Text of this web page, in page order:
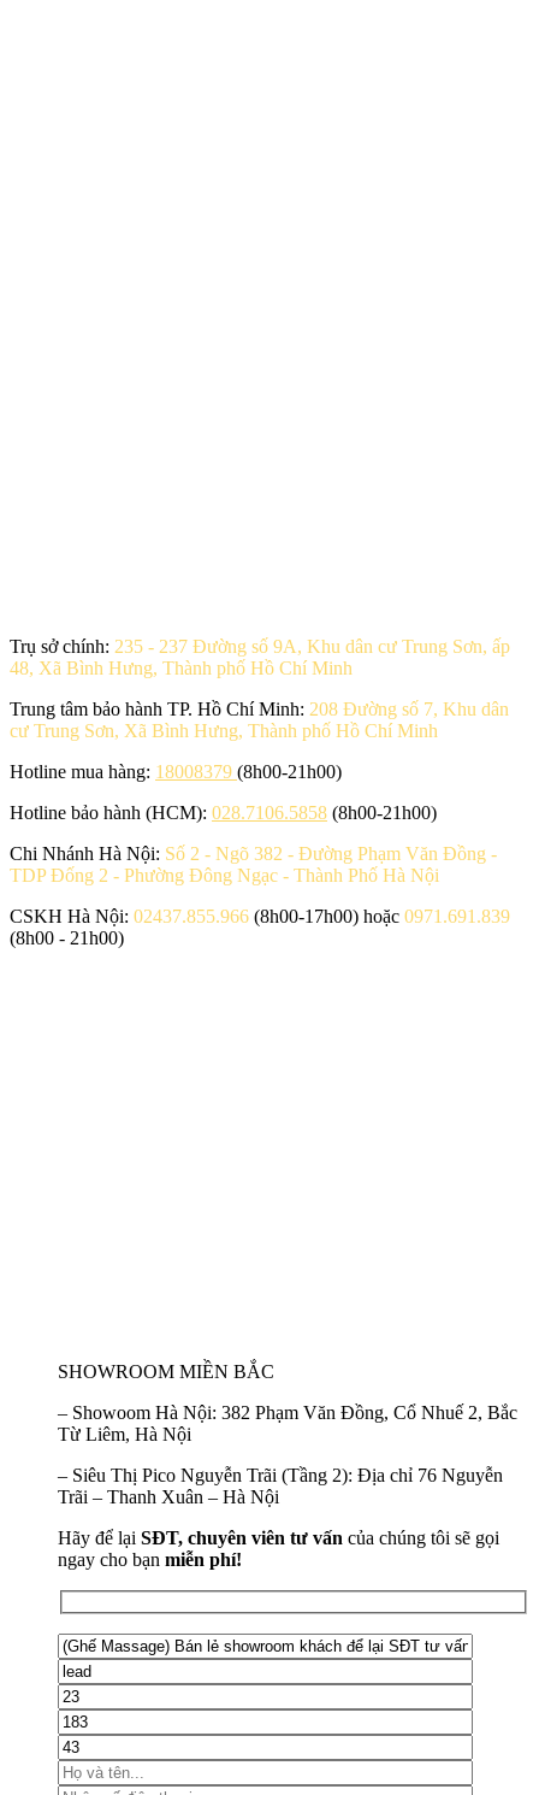
Trụ sở chính: 235 - 237 Đường số 9A, Khu dân cư Trung Sơn, ấp
48, Xã Bình Hưng, Thành phố Hồ Chí Minh
Trung tâm bảo hành TP. Hồ Chí Minh: 208 Đường số 7, Khu dân
cư Trung Sơn, Xã Bình Hưng, Thành phố Hồ Chí Minh
Hotline mua hàng: 18008379 (8h00-21h00)
Hotline bảo hành (HCM): 028.7106.5858 (8h00-21h00)
Chi Nhánh Hà Nội: Số 2 - Ngõ 382 - Đường Phạm Văn Đồng -
TDP Đống 2 - Phường Đông Ngạc - Thành Phố Hà Nội
CSKH Hà Nội: 02437.855.966 (8h00-17h00) hoặc 0971.691.839
(8h00 - 21h00)
SHOWROOM MIỀN BẮC
– Showoom Hà Nội: 382 Phạm Văn Đồng, Cổ Nhuế 2, Bắc
Từ Liêm, Hà Nội
– Siêu Thị Pico Nguyễn Trãi (Tầng 2): Địa chỉ 76 Nguyễn
Trãi – Thanh Xuân – Hà Nội
Hãy để lại SĐT, chuyên viên tư vấn của chúng tôi sẽ gọi
ngay cho bạn miễn phí!